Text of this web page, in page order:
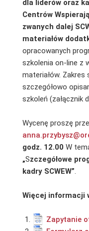
dla liderów oraz
Centrów
zwanych dalej
materiałów
opracowanych
szkolenia on-line z
materiałów. Zakres
szczegółowo
szkoleń (załącznik
Wycenę proszę
godz. 12.00 W
„Szczegółowe
kadry SCWEW”.
Więcej informacji
Zapytanie